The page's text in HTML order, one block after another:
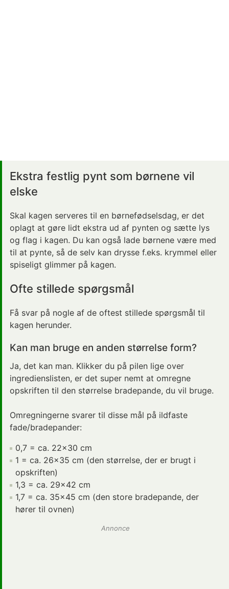
Ekstra festlig pynt som børnene vil
elske
Skal kagen serveres til en børnefødselsdag, er det
oplagt at gøre lidt ekstra ud af pynten og sætte lys
og flag i kagen. Du kan også lade børnene være med
til at pynte, så de selv kan drysse f.eks. krymmel eller
spiseligt glimmer på kagen.
Ofte stillede spørgsmål
Få svar på nogle af de oftest stillede spørgsmål til
kagen herunder.
Kan man bruge en anden størrelse form?
Ja, det kan man. Klikker du på pilen lige over
ingredienslisten, er det super nemt at omregne
opskriften til den størrelse bradepande, du vil bruge.
Omregningerne svarer til disse mål på ildfaste
fade/bradepander:
0,7 = ca. 22x30 cm
1 = ca. 26x35 cm (den størrelse, der er brugt i
opskriften)
1,3 = ca. 29x42 cm
1,7 = ca. 35x45 cm (den store bradepande, der
hører til ovnen)
Annonce